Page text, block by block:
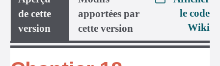
de cette
version
apportées par
cette version
le code
Wiki